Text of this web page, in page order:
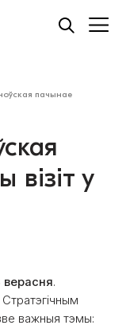
пачынае
у
верасня.
важныя тэмы: